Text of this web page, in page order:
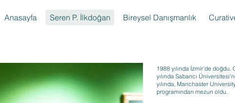
Anasayfa Seren P. İlkdoğan Bireysel Danışmanlık
1988 yılında İzmir'de
yılında Sabancı
yılında, Manchaster
programından mezun oldu.